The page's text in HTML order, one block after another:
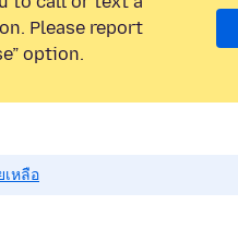
Please report
option.
หลือ